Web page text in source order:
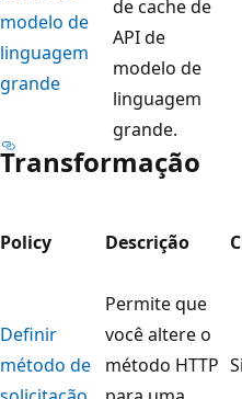
modelo de
linguagem
grande
de cache de
API de
modelo de
linguagem
grande.
Transformação
Policy Descrição
Definir
método de
Permite que
você altere o
método HTTP